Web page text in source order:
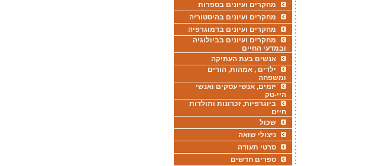
מחקרים ועיונים בספרות
מחקרים ועיונים בהיסטוריה
מחקרים ועיונים בדמוגרפיה
מחקרים ועיונים בביולוגיה
ובמדעי החיים
אנשים בעת העתיקה
ילדים , אמהות, הורים
ומשפחה
יזמים, אנשי עסקים ואנשי
היי-טק
ביוגרפיות, זכרונות ותולדות
חיים
שכול
ניצולי שואה
סרטי תעודה
ספרים חדשים